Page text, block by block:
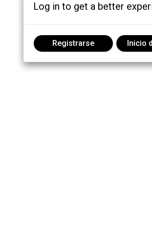
Log in to get a better
Registrarse Inicio